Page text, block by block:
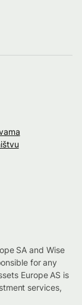
SA and Wise
for any
Europe AS is
services,